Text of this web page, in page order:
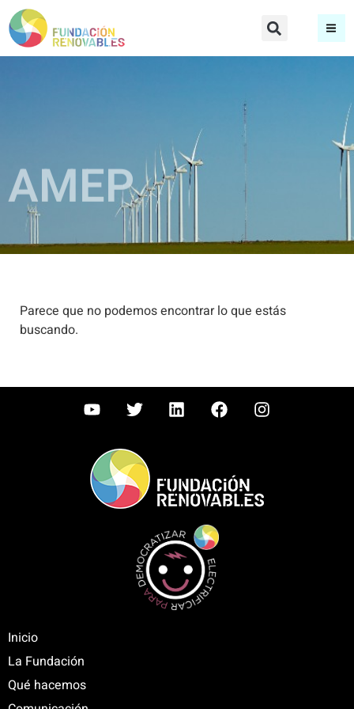
AMEP
Parece que no podemos encontrar lo que estás
buscando.
Inicio
La Fundación
Qué hacemos